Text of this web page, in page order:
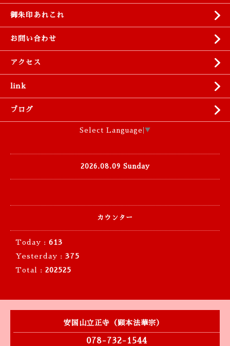
御朱印あれこれ
お問い合わせ
アクセス
link
ブログ
Select Language ▼
2026.08.09 Sunday
カウンター
Today : 613
Yesterday : 375
Total : 202525
安国山立正寺（顕本法華宗）
078-732-1544